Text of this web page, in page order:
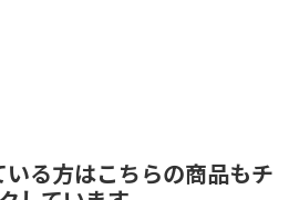
る方はこちらの商品もチ